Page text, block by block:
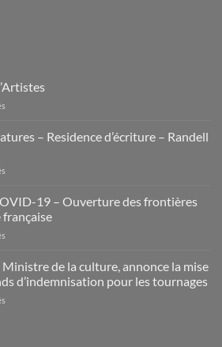
Carte
Pro.
– Residence d’écriture – Randell
à
candidatures
–
–
Randell
19 – Ouverture des frontières
française
COVID-
19
–
Ministre de la culture, annonce la mise
d’indemnisation pour les tournages